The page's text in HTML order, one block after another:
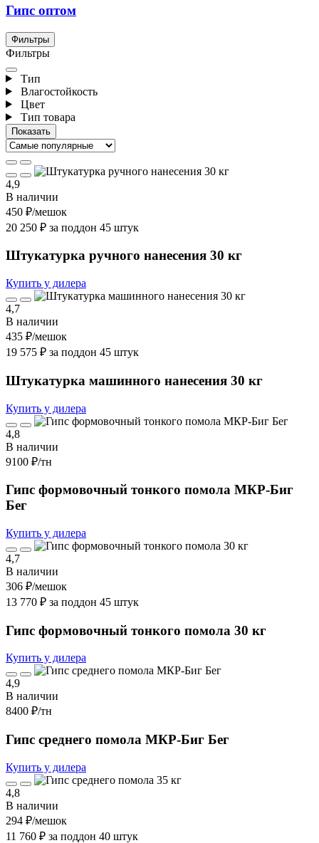
Гипс оптом
Фильтры
Фильтры
Тип
Влагостойкость
Цвет
Тип товара
4,9
В наличии
450 ₽/мешок
20 250 ₽ за поддон 45 штук
Штукатурка ручного нанесения 30 кг
Купить у дилера
4,7
В наличии
435 ₽/мешок
19 575 ₽ за поддон 45 штук
Штукатурка машинного нанесения 30 кг
Купить у дилера
4,8
В наличии
9100 ₽/тн
Гипс формовочный тонкого помола МКР-Биг
Бег
Купить у дилера
4,7
В наличии
306 ₽/мешок
13 770 ₽ за поддон 45 штук
Гипс формовочный тонкого помола 30 кг
Купить у дилера
4,9
В наличии
8400 ₽/тн
Гипс среднего помола МКР-Биг Бег
Купить у дилера
4,8
В наличии
294 ₽/мешок
11 760 ₽ за поддон 40 штук